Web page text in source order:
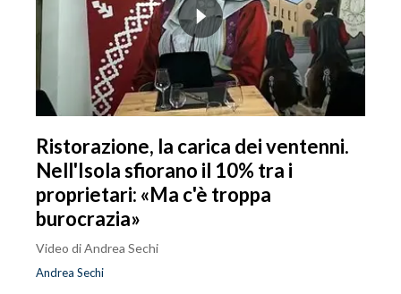
Ristorazione, la carica dei ventenni.
Nell'Isola sfiorano il 10% tra i
proprietari: «Ma c'è troppa
burocrazia»
Video di Andrea Sechi
Andrea Sechi